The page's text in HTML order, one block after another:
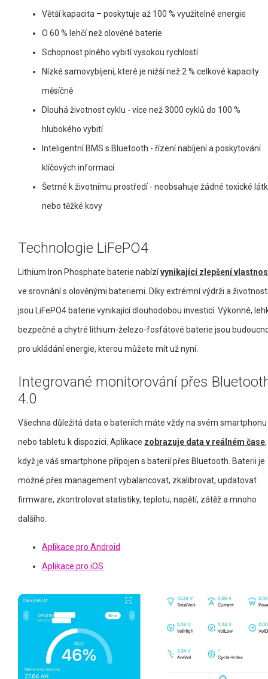
Větší kapacita – poskytuje až 100 % využitelné energie
O 60 % lehčí než olověné baterie
Schopnost plného vybití vysokou rychlostí
Nízké samovybíjení, které je nižší než 2 % celkové kapacity
měsíčně
Dlouhá životnost cyklu - více než 3000 cyklů do 100 %
hlubokého vybití
Inteligentní BMS s Bluetooth - řízení nabíjení a poskytování
klíčových informací
Šetrné k životnímu prostředí - neobsahuje žádné toxické
nebo těžké kovy
Technologie LiFePO4
Lithium Iron Phosphate baterie nabízívynikající zlepšení
ve srovnání s olověnými bateriemi. Díky extrémní výdrži a
jsou LiFePO4 baterie vynikající dlouhodobou investicí. Výkonné,
bezpečné a chytré lithium-železo-fosfátové baterie jsou
pro ukládání energie, kterou můžete mít už nyní.
Integrované monitorování přes
4.0
Všechna důležitá data o bateriích máte vždy na svém smartphonu
nebo tabletu k dispozici. Aplikace zobrazuje data v reálném čase,
když je váš smartphone připojen s baterií přes Bluetooth. Baterii je
možné přes management vybalancovat, zkalibrovat, updatovat
firmware, zkontrolovat statistiky, teplotu, napětí, zátěž a mnoho
dalšího.
Aplikace pro Android
Aplikace pro iOS